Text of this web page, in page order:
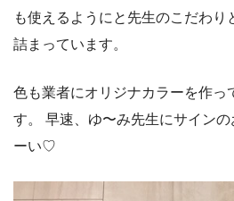
も使えるようにと先生のこだわり
詰まっています。
色も業者にオリジナカラーを作っ
す。 早速、ゆ〜み先生にサイン
ーい♡